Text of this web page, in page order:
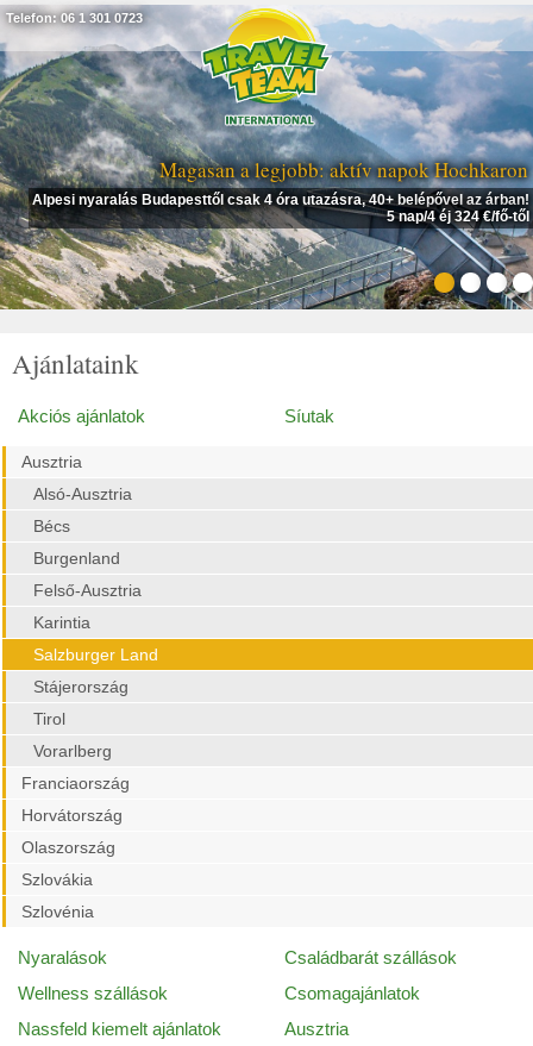
Magasan a legjobb: aktív napok Hochkaron
Budapesttől csak 4 óra utazásra, 40+ belépővel az árban!
5 nap/4 éj 324 €/fő-től
Telefon: 06 1 301 0723
Ajánlataink
Akciós ajánlatok Síutak
Ausztria
Alsó-Ausztria
Bécs
Burgenland
Felső-Ausztria
Karintia
Salzburger Land
Stájerország
Tirol
Vorarlberg
Franciaország
Horvátország
Olaszország
Szlovákia
Szlovénia
Nyaralások
Családbarát szállások
Wellness szállások
Csomagajánlatok
Nassfeld kiemelt ajánlatok
Ausztria